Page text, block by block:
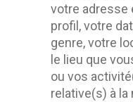
votre adresse
profil, votre
genre, votre
le lieu que
ou vos
relative(s) à la